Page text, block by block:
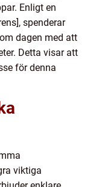
Enligt en
spenderar
dagen med att
Detta visar att
för denna
viktiga